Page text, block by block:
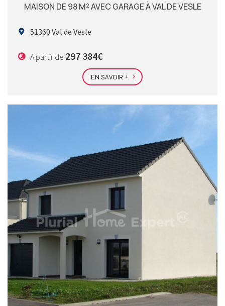
MAISON DE 98 M² AVEC GARAGE À VAL DE VESLE
51360 Val de Vesle
A partir de 297 384€
EN SAVOIR +